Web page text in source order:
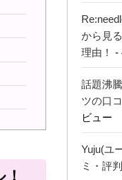
から見
理由！ -
話題沸
ツの口
ビュー
Yuju(ユ
ミ・評